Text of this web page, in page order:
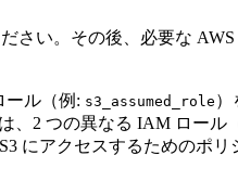
さい。その後、必要な
ール（例: s3_assumed_role ）
、2 つの異なる IAM ロール
にアクセスするためのポリ